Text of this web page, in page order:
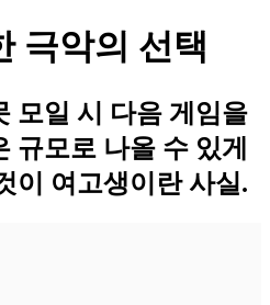
극악의 선택
모일 시 다음 게임을
규모로 나올 수 있게
이 여고생이란 사실.